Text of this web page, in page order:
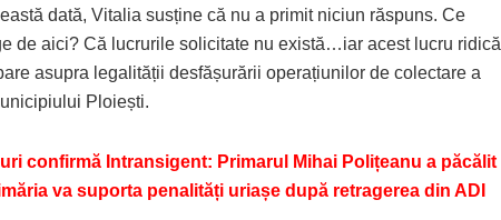
dată, Vitalia susține că nu a primit niciun răspuns. Ce
de aici? Că lucrurile solicitate nu există…iar acest lucru ridică
asupra legalității desfășurării operațiunilor de colectare a
Ploiești.
confirmă Intransigent: Primarul Mihai Polițeanu a păcălit
va suporta penalități uriașe după retragerea din ADI